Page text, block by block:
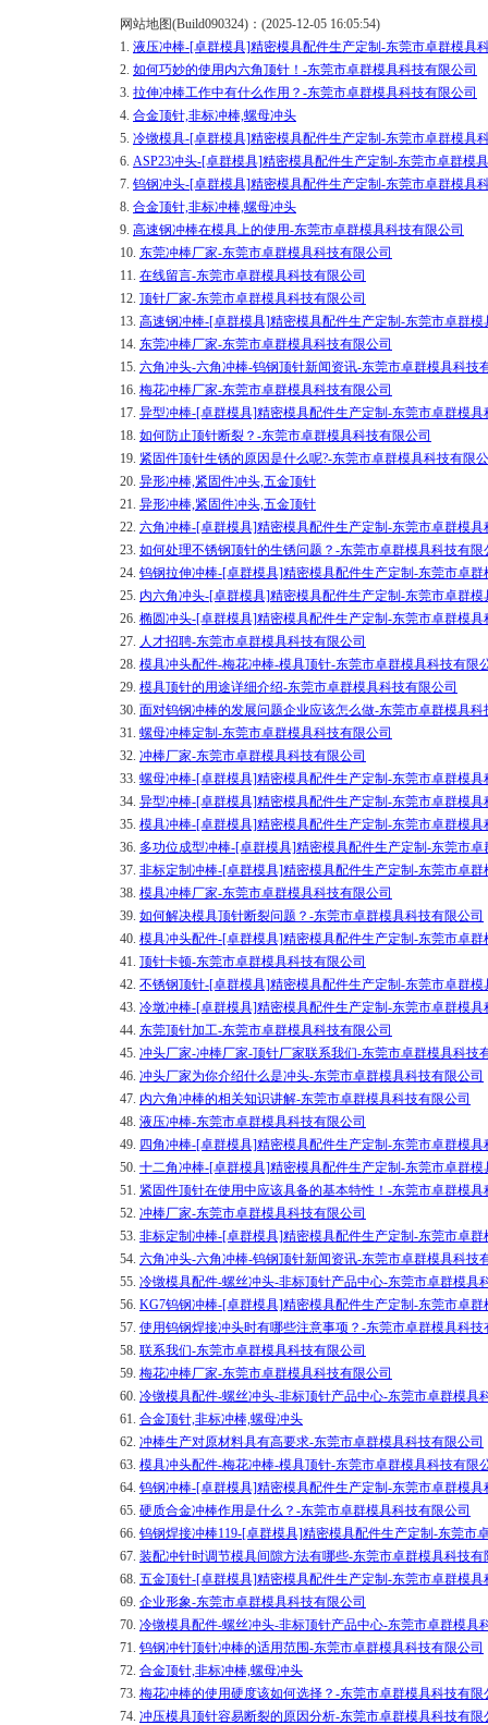
网站地图(Build090324)：(2025-12-05 16:05:54)
1. 液压冲棒-[卓群模具]精密模具配件生产定制-东莞市卓群模具
2. 如何巧妙的使用内六角顶针！-东莞市卓群模具科技有限公司
3. 拉伸冲棒工作中有什么作用？-东莞市卓群模具科技有限公司
4. 合金顶针,非标冲棒,螺母冲头
5. 冷镦模具-[卓群模具]精密模具配件生产定制-东莞市卓群模具
6. ASP23冲头-[卓群模具]精密模具配件生产定制-东莞市卓群模
7. 钨钢冲头-[卓群模具]精密模具配件生产定制-东莞市卓群模具
8. 合金顶针,非标冲棒,螺母冲头
9. 高速钢冲棒在模具上的使用-东莞市卓群模具科技有限公司
10. 东莞冲棒厂家-东莞市卓群模具科技有限公司
11. 在线留言-东莞市卓群模具科技有限公司
12. 顶针厂家-东莞市卓群模具科技有限公司
13. 高速钢冲棒-[卓群模具]精密模具配件生产定制-东莞市卓群模
14. 东莞冲棒厂家-东莞市卓群模具科技有限公司
15. 六角冲头-六角冲棒-钨钢顶针新闻资讯-东莞市卓群模具科技
16. 梅花冲棒厂家-东莞市卓群模具科技有限公司
17. 异型冲棒-[卓群模具]精密模具配件生产定制-东莞市卓群模具
18. 如何防止顶针断裂？-东莞市卓群模具科技有限公司
19. 紧固件顶针生锈的原因是什么呢?-东莞市卓群模具科技有限
20. 异形冲棒,紧固件冲头,五金顶针
21. 异形冲棒,紧固件冲头,五金顶针
22. 六角冲棒-[卓群模具]精密模具配件生产定制-东莞市卓群模具
23. 如何处理不锈钢顶针的生锈问题？-东莞市卓群模具科技有限
24. 钨钢拉伸冲棒-[卓群模具]精密模具配件生产定制-东莞市卓群
25. 内六角冲头-[卓群模具]精密模具配件生产定制-东莞市卓群模
26. 椭圆冲头-[卓群模具]精密模具配件生产定制-东莞市卓群模具
27. 人才招聘-东莞市卓群模具科技有限公司
28. 模具冲头配件-梅花冲棒-模具顶针-东莞市卓群模具科技有限
29. 模具顶针的用途详细介绍-东莞市卓群模具科技有限公司
30. 面对钨钢冲棒的发展问题企业应该怎么做-东莞市卓群模具科
31. 螺母冲棒定制-东莞市卓群模具科技有限公司
32. 冲棒厂家-东莞市卓群模具科技有限公司
33. 螺母冲棒-[卓群模具]精密模具配件生产定制-东莞市卓群模具
34. 异型冲棒-[卓群模具]精密模具配件生产定制-东莞市卓群模具
35. 模具冲棒-[卓群模具]精密模具配件生产定制-东莞市卓群模具
36. 多功位成型冲棒-[卓群模具]精密模具配件生产定制-东莞市
37. 非标定制冲棒-[卓群模具]精密模具配件生产定制-东莞市卓群
38. 模具冲棒厂家-东莞市卓群模具科技有限公司
39. 如何解决模具顶针断裂问题？-东莞市卓群模具科技有限公司
40. 模具冲头配件-[卓群模具]精密模具配件生产定制-东莞市卓群
41. 顶针卡顿-东莞市卓群模具科技有限公司
42. 不锈钢顶针-[卓群模具]精密模具配件生产定制-东莞市卓群模
43. 冷墩冲棒-[卓群模具]精密模具配件生产定制-东莞市卓群模具
44. 东莞顶针加工-东莞市卓群模具科技有限公司
45. 冲头厂家-冲棒厂家-顶针厂家联系我们-东莞市卓群模具科技
46. 冲头厂家为你介绍什么是冲头-东莞市卓群模具科技有限公司
47. 内六角冲棒的相关知识讲解-东莞市卓群模具科技有限公司
48. 液压冲棒-东莞市卓群模具科技有限公司
49. 四角冲棒-[卓群模具]精密模具配件生产定制-东莞市卓群模具
50. 十二角冲棒-[卓群模具]精密模具配件生产定制-东莞市卓群模
51. 紧固件顶针在使用中应该具备的基本特性！-东莞市卓群模具
52. 冲棒厂家-东莞市卓群模具科技有限公司
53. 非标定制冲棒-[卓群模具]精密模具配件生产定制-东莞市卓群
54. 六角冲头-六角冲棒-钨钢顶针新闻资讯-东莞市卓群模具科技
55. 冷镦模具配件-螺丝冲头-非标顶针产品中心-东莞市卓群模具
56. KG7钨钢冲棒-[卓群模具]精密模具配件生产定制-东莞市卓群
57. 使用钨钢焊接冲头时有哪些注意事项？-东莞市卓群模具科技
58. 联系我们-东莞市卓群模具科技有限公司
59. 梅花冲棒厂家-东莞市卓群模具科技有限公司
60. 冷镦模具配件-螺丝冲头-非标顶针产品中心-东莞市卓群模具
61. 合金顶针,非标冲棒,螺母冲头
62. 冲棒生产对原材料具有高要求-东莞市卓群模具科技有限公司
63. 模具冲头配件-梅花冲棒-模具顶针-东莞市卓群模具科技有限
64. 钨钢冲棒-[卓群模具]精密模具配件生产定制-东莞市卓群模具
65. 硬质合金冲棒作用是什么？-东莞市卓群模具科技有限公司
66. 钨钢焊接冲棒119-[卓群模具]精密模具配件生产定制-东莞市
67. 装配冲针时调节模具间隙方法有哪些-东莞市卓群模具科技有
68. 五金顶针-[卓群模具]精密模具配件生产定制-东莞市卓群模具
69. 企业形象-东莞市卓群模具科技有限公司
70. 冷镦模具配件-螺丝冲头-非标顶针产品中心-东莞市卓群模具
71. 钨钢冲针顶针冲棒的适用范围-东莞市卓群模具科技有限公司
72. 合金顶针,非标冲棒,螺母冲头
73. 梅花冲棒的使用硬度该如何选择？-东莞市卓群模具科技有限
74. 冲压模具顶针容易断裂的原因分析-东莞市卓群模具科技有限